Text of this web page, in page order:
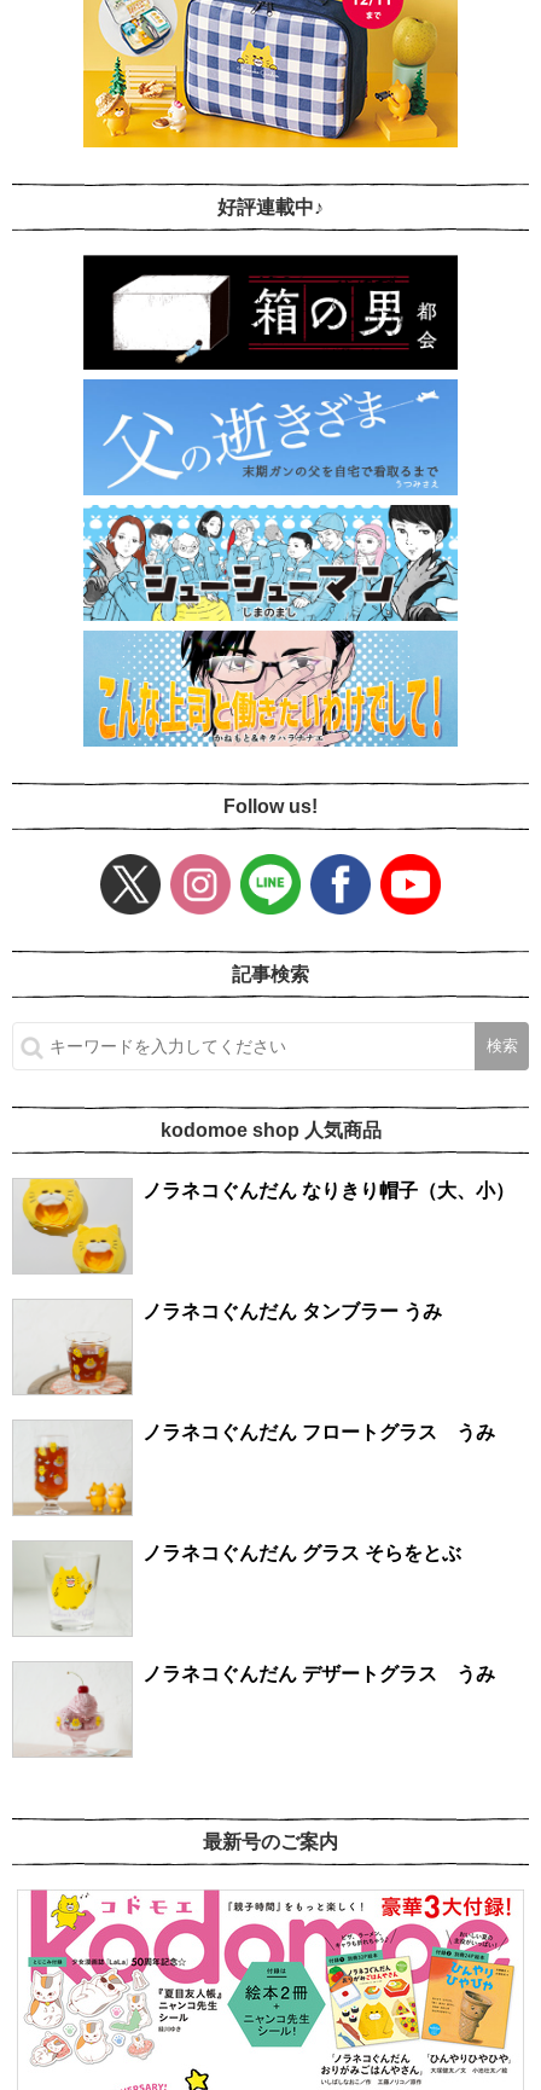
好評連載中♪
Follow us!
記事検索
kodomoe shop 人気商品
ノラネコぐんだん なりきり帽子（大、小）
ノラネコぐんだん タンブラー うみ
ノラネコぐんだん フロートグラス うみ
ノラネコぐんだん グラス そらをとぶ
ノラネコぐんだん デザートグラス うみ
最新号のご案内